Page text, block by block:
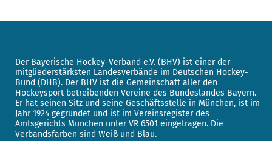
Der Bayerische Hockey-Verband e.V. (BHV) ist einer der
mitgliederstärksten Landesverbände im Deutschen Hockey-
Bund (DHB). Der BHV ist die Gemeinschaft aller den
Hockeysport betreibenden Vereine des Bundeslandes Bayern.
Er hat seinen Sitz und seine Geschäftsstelle in München, ist im
Jahr 1924 gegründet und ist im Vereinsregister des
Amtsgerichts München unter VR 6501 eingetragen. Die
Verbandsfarben sind Weiß und Blau.